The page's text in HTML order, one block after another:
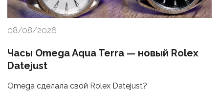
08/08/2026
Часы Omega Aqua Terra — новый Rolex
Datejust
Omega сделала свой Rolex Datejust?